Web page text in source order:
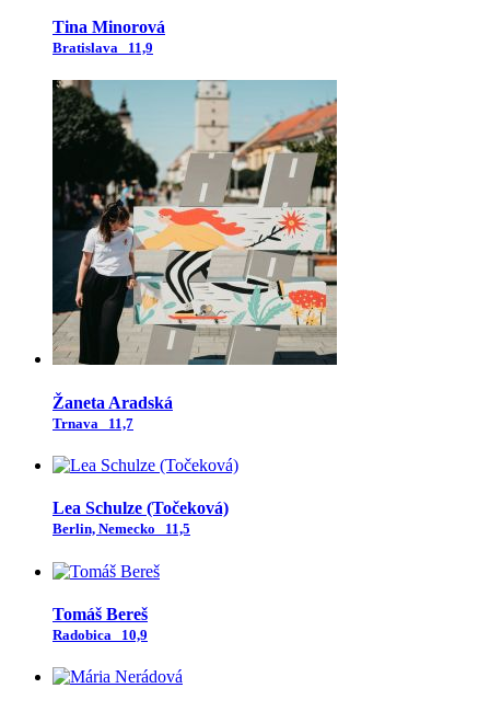
Tina Minorová
Bratislava 11,9
Žaneta Aradská
Trnava 11,7
Lea Schulze (Točeková)
Berlin, Nemecko 11,5
Tomáš Bereš
Radobica 10,9